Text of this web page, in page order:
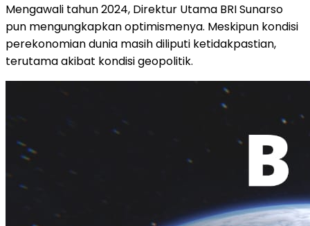
Mengawali tahun 2024, Direktur Utama BRI Sunarso
pun mengungkapkan optimismenya. Meskipun kondisi
perekonomian dunia masih diliputi ketidakpastian,
terutama akibat kondisi geopolitik.